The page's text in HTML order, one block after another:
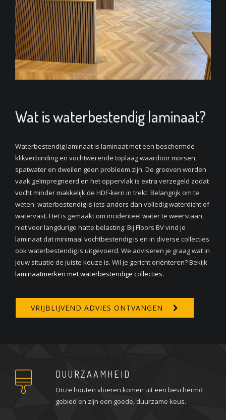
Wat is waterbestendig laminaat?
Waterbestendig laminaat is laminaat met een beschermde
klikverbinding en vochtwerende toplaag waardoor morsen,
spatwater en dweilen geen probleem zijn. De groeven worden
vaak geïmpregneerd en het oppervlak is extra verzegeld zodat
vocht minder makkelijk de HDF-kern in trekt. Belangrijk om te
weten: waterbestendig is iets anders dan volledig waterdicht of
watervast. Het is gemaakt om incidenteel water te weerstaan,
niet voor langdurige natte belasting. Bij Floors BV vind je
laminaat dat minimaal vochtbestendig is en in diverse collecties
ook waterbestendig is uitgevoerd. We adviseren je graag wat in
jouw situatie de juiste keuze is. Wil je gericht oriënteren? Bekijk
laminaatmerken met waterbestendige collecties.
VRIJBLIJVEND ADVIES ONTVANGEN
DUURZAAMHEID
Onze houten vloeren komen uit een beschermd
gebied en zijn een goede, duurzame keus.